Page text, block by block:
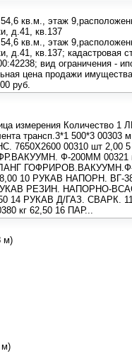
кв.м., этаж
д.41, кв.137
кв.м., этаж
д.41, кв.137; кадастровая
вид ограничения -
цена продажи
руб.
измерения Количество 1
трансп.3*1 500*3 00303
7650Х2600 00310 шт 2,00
Ф-200ММ 00321
ГОФРИРОВ.ВАКУУМН.Ф-
10 РУКАВ НАПОРН. ВГ-38
РЕЗИН. НАПОРНО-
14 РУКАВ Д/ГАЗ. СВАРК.
кг 62,50 16 ПАР...
м)
м)